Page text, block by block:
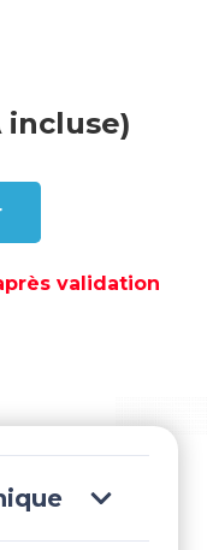
incluse)
validation